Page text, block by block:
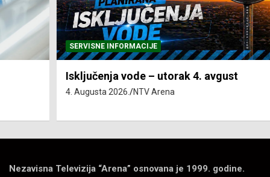
SERVISNE INFORMACIJE
Isključenja vode – utorak 4. avgust
4. Augusta 2026. NTV Arena
Nezavisna Televizija “Arena” osnovana je 1999. godine.